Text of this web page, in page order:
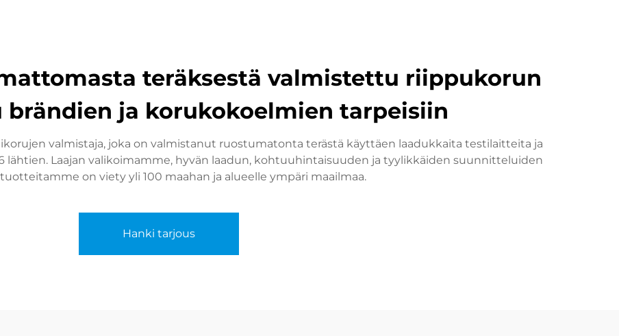
teräksestä valmistettu riippukorun
ja korukokoelmien tarpeisiin
valmistaja, joka on valmistanut ruostumatonta terästä käyttäen laadukkaita testilaitteita ja
lähtien. Laajan valikoimamme, hyvän laadun, kohtuuhintaisuuden ja tyylikkäiden suunnitteluiden
on viety yli 100 maahan ja alueelle ympäri maailmaa.
Hanki tarjous